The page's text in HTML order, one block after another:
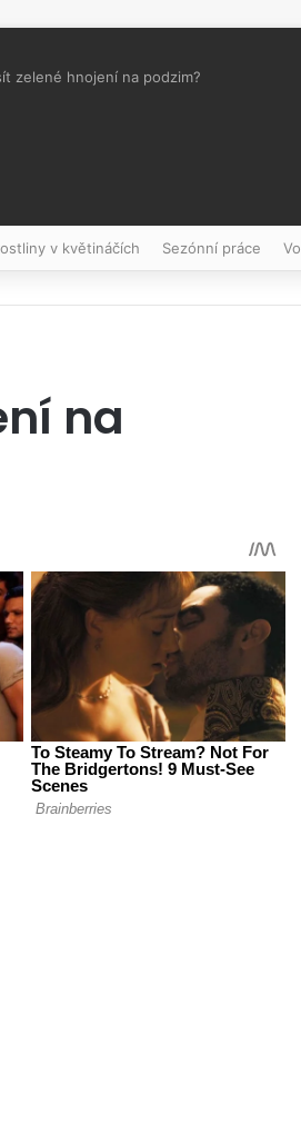
zelené hnojení na podzim?
v květináčích Sezónní práce
na